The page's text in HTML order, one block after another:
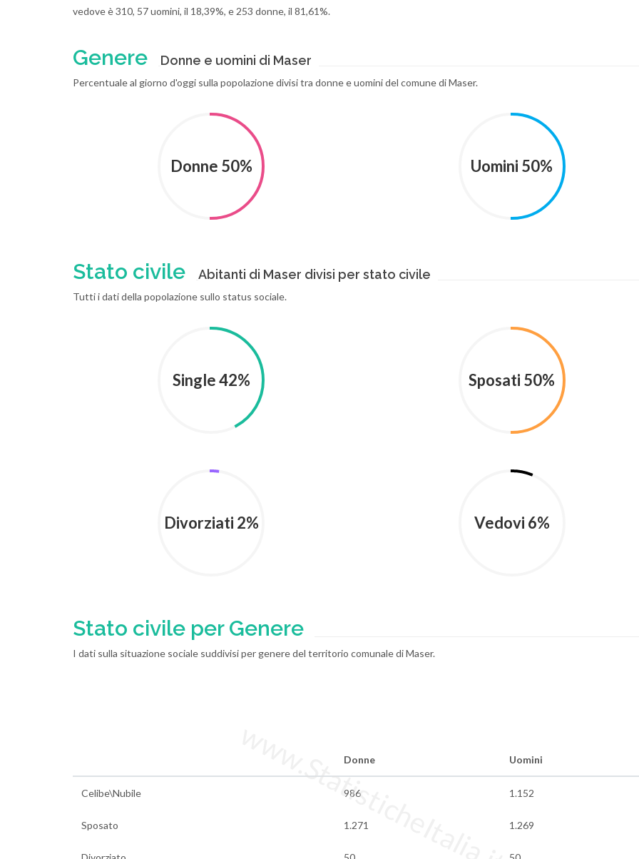
vedove è 310, 57 uomini, il 18,39%, e 253 donne, il 81,61%.
Genere Donne e uomini di Maser
Percentuale al giorno d'oggi sulla popolazione divisi tra donne e uomini del comune di Maser.
Donne 50% Uomini 50%
Stato civile Abitanti di Maser divisi per stato civile
Tutti i dati della popolazione sullo status sociale.
Single 42% Sposati 50%
Divorziati 2% Vedovi 6%
Stato civile per Genere
I dati sulla situazione sociale suddivisi per genere del territorio comunale di Maser.
Donne Uomini
Celibe\Nubile 986 1.152
Sposato 1.271 1.269
www.StatisticheItalia.it